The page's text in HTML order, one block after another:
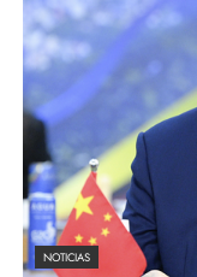
NOTICIAS